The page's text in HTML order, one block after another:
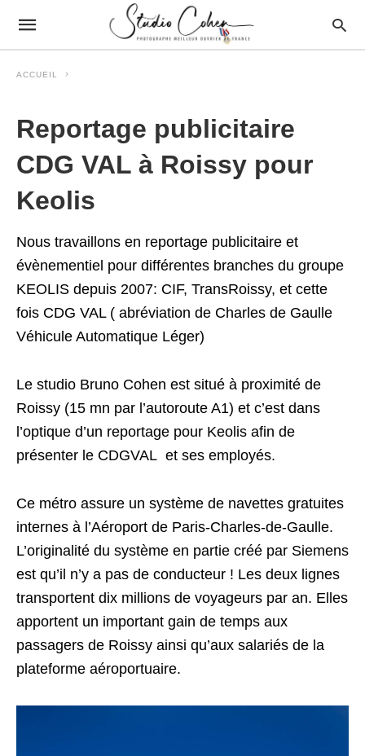
ACCUEIL
Reportage publicitaire
CDG VAL à Roissy pour
Keolis
Nous travaillons en reportage publicitaire et
évènementiel pour différentes branches du groupe
KEOLIS depuis 2007: CIF, TransRoissy, et cette
fois CDG VAL ( abréviation de Charles de Gaulle
Véhicule Automatique Léger)
Le studio Bruno Cohen est situé à proximité de
Roissy (15 mn par l’autoroute A1) et c’est dans
l’optique d’un reportage pour Keolis afin de
présenter le CDGVAL et ses employés.
Ce métro assure un système de navettes gratuites
internes à l’Aéroport de Paris-Charles-de-Gaulle.
L’originalité du système en partie créé par Siemens
est qu’il n’y a pas de conducteur ! Les deux lignes
transportent dix millions de voyageurs par an. Elles
apportent un important gain de temps aux
passagers de Roissy ainsi qu’aux salariés de la
plateforme aéroportuaire.